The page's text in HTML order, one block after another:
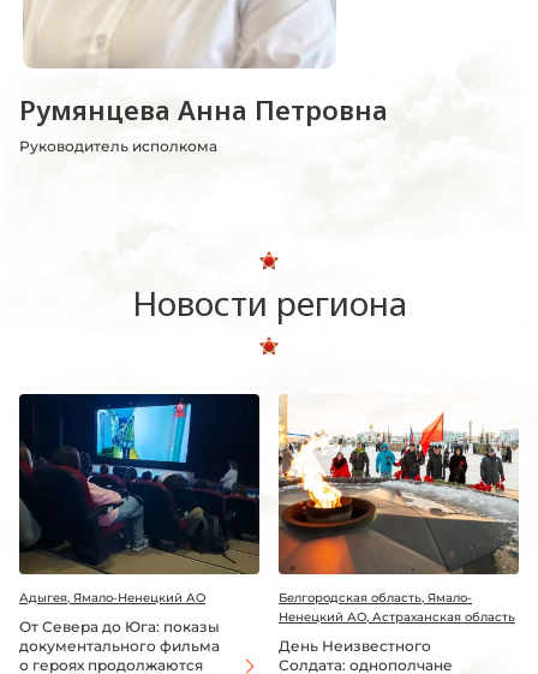
Румянцева Анна Петровна
Руководитель исполкома
Новости региона
Адыгея, Ямало-Ненецкий АО
От Севера до Юга: показы
документального фильма
о героях продолжаются
Белгородская область, Ямало-
Ненецкий АО, Астраханская область
День Неизвестного
Солдата: однополчане